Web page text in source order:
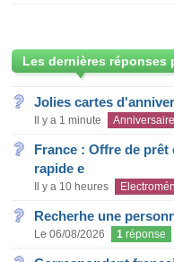
Les dernières réponses
Jolies cartes
Il y a 1 minute Anniversaire
France : Offre de
rapide e
Il y a 10 heures
Recherhe une
Le 06/08/2026 1 réponse